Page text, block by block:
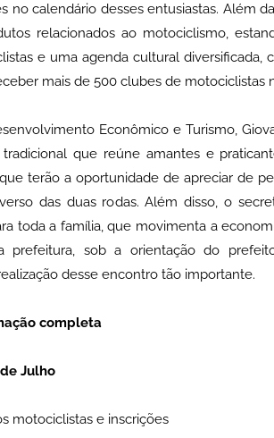
no calendário desses entusiastas. Além
relacionados ao motociclismo,
e uma agenda cultural diversificada,
mais de 500 clubes de motociclistas
Econômico e Turismo,
que reúne amantes e
terão a oportunidade de apreciar de
das duas rodas. Além disso, o
toda a família, que movimenta a
prefeitura, sob a orientação do
desse encontro tão importante.
completa
Julho
motociclistas e inscrições